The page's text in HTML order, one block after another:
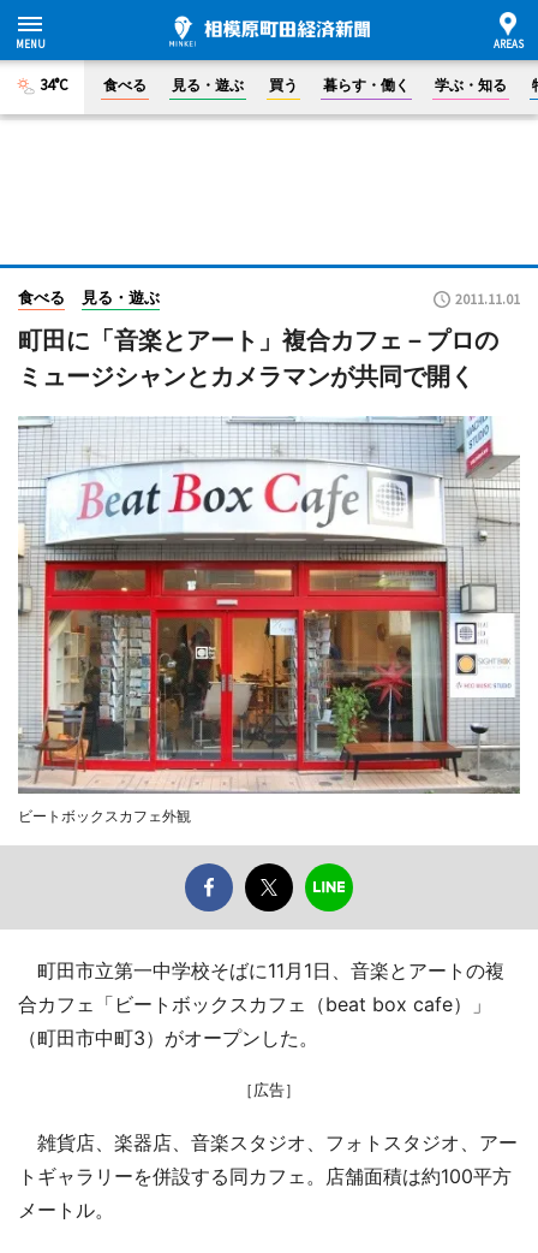
34°C 食べる 見る・遊ぶ 買う 暮らす・働く 学ぶ・知る
食べる 見る・遊ぶ 2011.11.01
町田に「音楽とアート」複合カフェ－プロの
ミュージシャンとカメラマンが共同で開く
ビートボックスカフェ外観
町田市立第一中学校そばに11月1日、音楽とアートの複
合カフェ「ビートボックスカフェ（beat box cafe）」
（町田市中町3）がオープンした。
［広告］
雑貨店、楽器店、音楽スタジオ、フォトスタジオ、アー
トギャラリーを併設する同カフェ。店舗面積は約100平方
メートル。